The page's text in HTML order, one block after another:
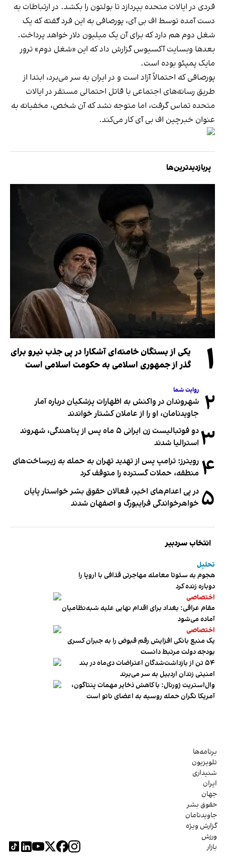
فردی در ایالات متحده بپردازد تا بولتون را بکشد. در ارتباطات به
دست آمده توسط اف بی آی، پورصافی به این فرد ګفته که یک
شغل دوم هم دارد که برای آن یک میلیون دلار خواهد پرداخت.
بعدها وبسایت آکسیوس گزارش داد که این «شغل دوم» ترور
مایک پمپئو بوده است.
پورصافی که احتمالاً آزاد است و در ایران به سر می‌برد، ابتدا از
طریق رسانه‌های اجتماعی با قاتل احتمالی مستقر در ایالات
متحده تماس گرفت، اما متوجه نشد که آن شخص، مخفیانه به
عنوان خبرچین اف بی آی کار می‌کند.
پربازدیدترین‌ها
۱
یکی از بستگان خامنه‌ای آشکارا در پی جذب نیرو برای
گذر از جمهوری اسلامی به حکومت اسلامی است
۲ روایت شما
شهروندان در واکنش به اظهارات پزشکیان درباره آمار
جاویدنامان، او را از عاملان کشتار خواندند
۳
دو فوتبالیست زن ایرانی ۵ ماه پس از پناهندگی، شهروند
استرالیا شدند
۴ رویترز: ترامپ پس از تهدید تهران به حمله به زیرساخت‌های
منطقه، حملات گسترده را متوقف کرد
۵ در پی اعدام‌های اخیر، فعالان حقوق بشر خواستار پایان
خواهرخواندگی فرایبورگ و اصفهان شدند
انتخاب سردبیر
تحلیل
هجوم به سئوتا معامله مهاجرتی قذافی با اروپا را
دوباره زنده کرد
اختصاصی
مقام عراقی: بغداد برای اقدام نهایی علیه شبه‌نظامیان
آماده می‌شود
اختصاصی
یک منبع بانکی افزایش رقم قبوض را به جبران کسری
بودجه دولت مرتبط دانست
۵۴ تن از بازداشت‌شدگان اعتراضات دی‌ماه در بند
امنیتی زندان اردبیل به سر می‌برند
وال‌استریت ژورنال: با کاهش ذخایر مهمات پنتاگون،
آمریکا نگران حمله روسیه به اعضای ناتو‌ است
برنامه‌ها
تلویزیون
شنیداری
ایران
جهان
حقوق بشر
جاویدنامان
گزارش ویژه
ورزش
بازار